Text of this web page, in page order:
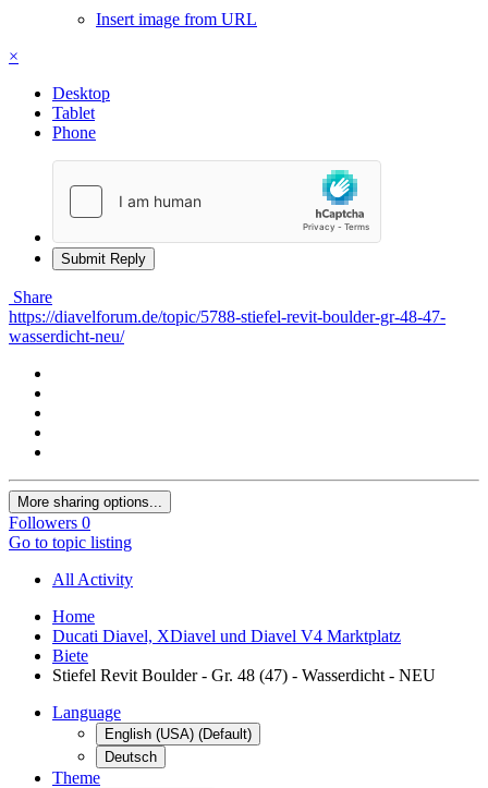
Insert image from URL
×
Desktop
Tablet
Phone
Submit Reply
Share
https://diavelforum.de/topic/5788-stiefel-revit-boulder-gr-48-47-
wasserdicht-neu/
More sharing options...
Followers 0
Go to topic listing
All Activity
Home
Ducati Diavel, XDiavel und Diavel V4 Marktplatz
Biete
Stiefel Revit Boulder - Gr. 48 (47) - Wasserdicht - NEU
Language
English (USA) (Default)
Deutsch
Theme